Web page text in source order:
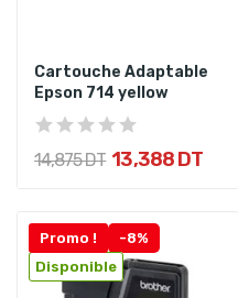
Cartouche Adaptable
Epson 714 yellow
14,875 DT 13,388 DT
Promo !
-8%
Disponible